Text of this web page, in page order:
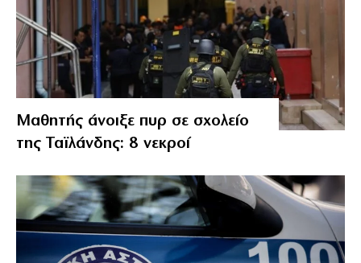
Μαθητής άνοιξε πυρ σε σχολείο
της Ταϊλάνδης: 8 νεκροί